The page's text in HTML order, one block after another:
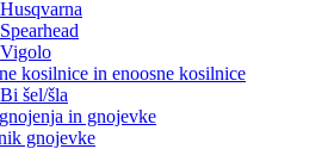
Husqvarna
Spearhead
Vigolo
kosilnice in enoosne kosilnice
Bi šel/šla
in gnojevke
gnojevke